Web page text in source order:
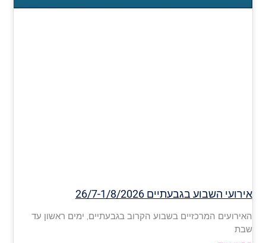
אירועי השבוע בגבעתיים 26/7-1/8/2026
האירועים המרכזיים בשבוע הקרוב בגבעתיים, ימים ראשון עד
שבת